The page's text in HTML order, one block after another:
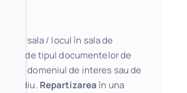
aleg sala / locul în sala de
de tipul documentelor de
de domeniul de interes sau de
studiu. Repartizareaîn una